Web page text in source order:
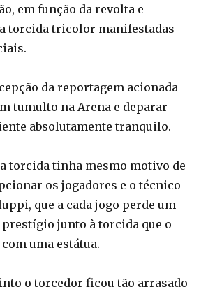
em função da revolta e
torcida tricolor manifestadas
da reportagem acionada
tumulto na Arena e deparar
absolutamente tranquilo.
torcida tinha mesmo motivo de
os jogadores e o técnico
que a cada jogo perde um
prestígio junto à torcida que o
uma estátua.
o torcedor ficou tão arrasado